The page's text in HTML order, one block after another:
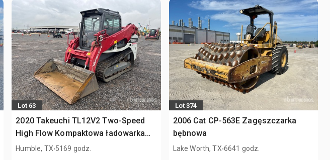
Lot 63
2020 Takeuchi TL12V2 Two-Speed
High Flow Kompaktowa ładowarka
gąsienicowa
Humble, TX.5169 godz.
Lot 374
2006 Cat CP-563E Zagęszczarka
bębnowa
Lake Worth, TX.6641 godz.